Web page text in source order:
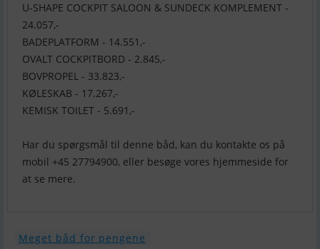
U-SHAPE COCKPIT SALOON & SUNDECK KOMPLEMENT -
24.057,-
BADEPLATFORM - 14.551,-
OVALT COCKPITBORD - 2.845,-
BOVPROPEL - 33.823,-
KØLESKAB - 17.267,-
KEMISK TOILET - 5.691,-
Har du spørgsmål til denne båd, kan du kontakte os på
mobil +45 27794900, eller besøge vores hjemmeside for
at se mere.
Meget båd for pengene